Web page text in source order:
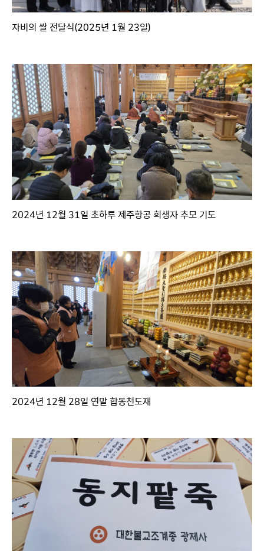
자비의 쌀 전달식(2025년 1월 23일)
2024년 12월 31일 초하루 제주항공 희생자 추모 기도
2024년 12월 28일 연말 합동천도재